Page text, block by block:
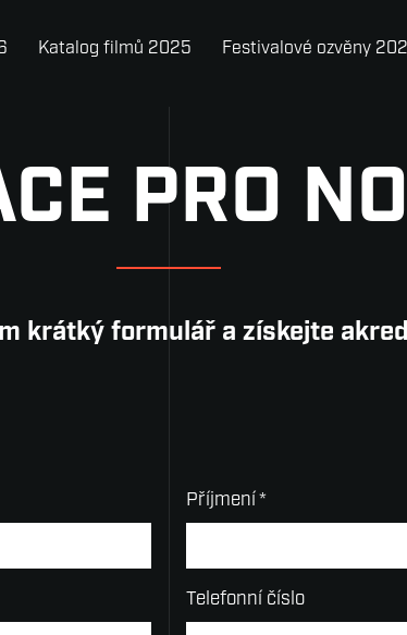
Katalog filmů 2025 Festivalové ozvěny
PRO
krátký formulář a získejte
Příjmení *
Telefonní číslo